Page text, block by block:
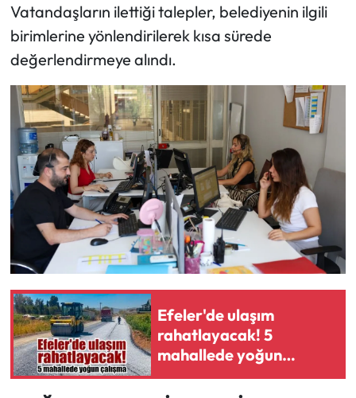
Vatandaşların ilettiği talepler, belediyenin ilgili
birimlerine yönlendirilerek kısa sürede
değerlendirmeye alındı.
Efeler'de ulaşım
rahatlayacak! 5
mahallede yoğun
çalışma